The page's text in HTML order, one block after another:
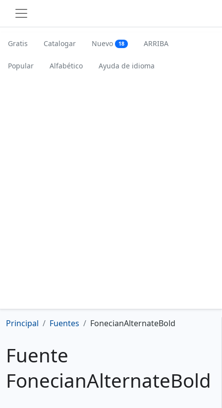
Gratis Catalogar Nuevo 18 ARRIBA
Popular Alfabético Ayuda de idioma
Principal Fuentes FonecianAlternateBold
Fuente
FonecianAlternateBold